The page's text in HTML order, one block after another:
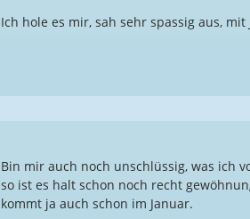
Ich hole es mir, sah sehr spassig aus,
Bin mir auch noch unschlüssig, was ich
so ist es halt schon noch recht
kommt ja auch schon im Januar.